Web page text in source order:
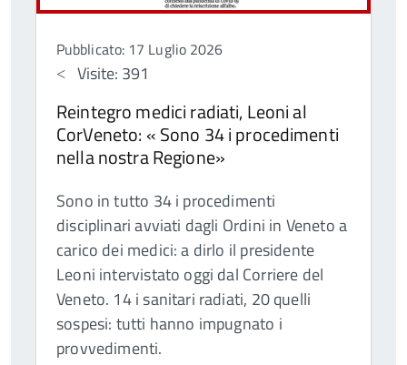
Pubblicato: 17 Luglio 2026
Visite: 391
Reintegro medici radiati, Leoni al
CorVeneto: « Sono 34 i procedimenti
nella nostra Regione»
Sono in tutto 34 i procedimenti
disciplinari avviati dagli Ordini in Veneto a
carico dei medici: a dirlo il presidente
Leoni intervistato oggi dal Corriere del
Veneto. 14 i sanitari radiati, 20 quelli
sospesi: tutti hanno impugnato i
provvedimenti.